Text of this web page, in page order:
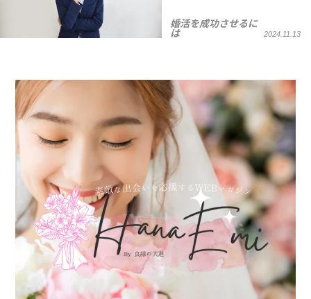
婚活を成功させるに
は
2024.11.13